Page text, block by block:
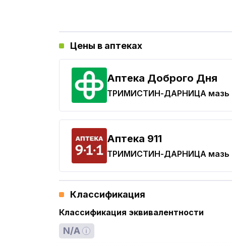
Цены в аптеках
Аптека Доброго Дня
ТРИМИСТИН-ДАРНИЦА мазь
Aптека 911
ТРИМИСТИН-ДАРНИЦА мазь
Классификация
Классификация эквивалентности
N/A